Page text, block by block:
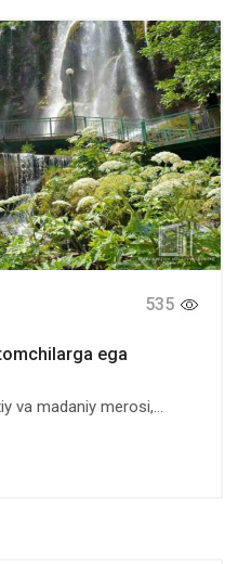
535
ega
va madaniy merosi,...